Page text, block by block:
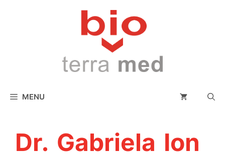
MENU
Dr. Gabriela Ion